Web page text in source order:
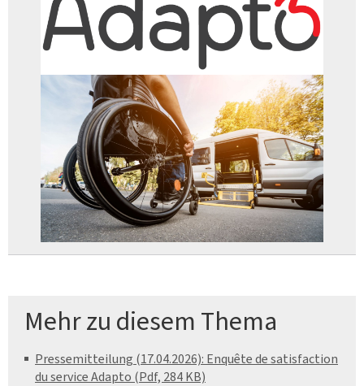
Mehr zu diesem Thema
Pressemitteilung (17.04.2026): Enquête de satisfaction
du service Adapto (Pdf, 284 KB)